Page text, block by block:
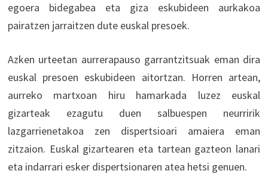
egoera bidegabea eta giza eskubideen aurkakoa
pairatzen jarraitzen dute euskal presoek.
Azken urteetan aurrerapauso garrantzitsuak eman dira
euskal presoen eskubideen aitortzan. Horren artean,
aurreko martxoan hiru hamarkada luzez euskal
gizarteak ezagutu duen salbuespen neurririk
lazgarrienetakoa zen dispertsioari amaiera eman
zitzaion. Euskal gizartearen eta tartean gazteon lanari
eta indarrari esker dispertsionaren atea hetsi genuen.